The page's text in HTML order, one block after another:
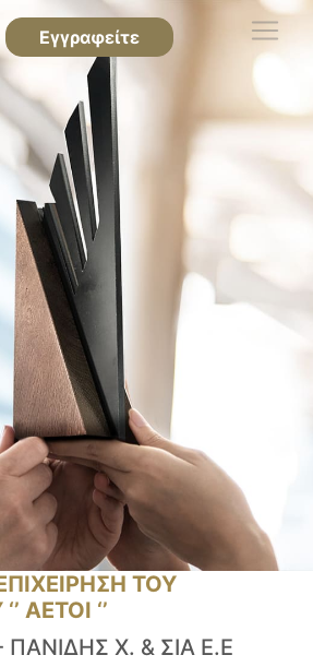
Εγγραφείτε
ΤΟΥ
ΑΕΤΟΙ ‘’
ΠΑΝΙΔΗΣ Χ. & ΣΙΑ Ε.Ε